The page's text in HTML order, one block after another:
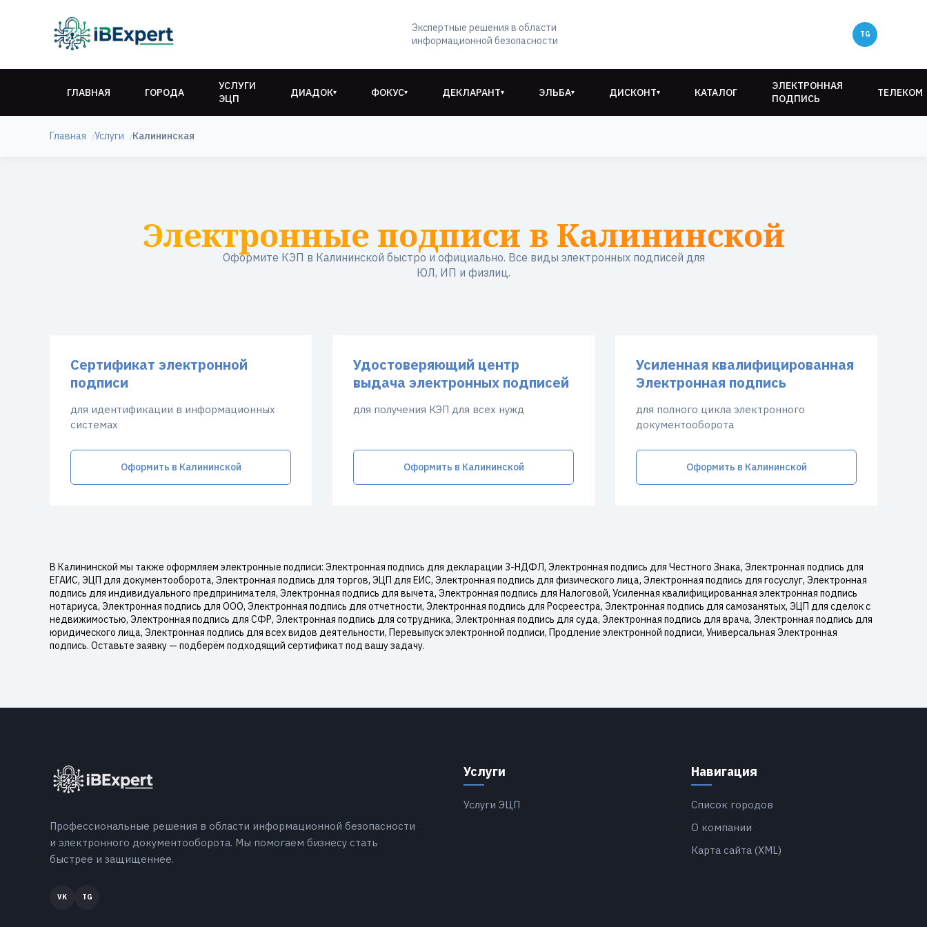
Экспертные решения в области
информационной безопасности
ГЛАВНАЯ ГОРОДА
УСЛУГИ
ЭЦП
ДИАДОК▾ ФОКУС▾ ДЕКЛАРАНТ▾ ЭЛЬБА▾ ДИСКОНТ▾ КАТАЛОГ
ЭЛЕКТРОННАЯ
ПОДПИСЬ
ТЕЛЕКОМ
Главная Услуги Калининская
Электронные подписи в Калининской
Оформите КЭП в Калининской быстро и официально. Все виды электронных подписей для
ЮЛ, ИП и физлиц.
Сертификат электронной
подписи
для идентификации в информационных
системах
Оформить в Калининской
Удостоверяющий центр
выдача электронных подписей
для получения КЭП для всех нужд
Оформить в Калининской
Усиленная квалифицированная
Электронная подпись
для полного цикла электронного
документооборота
Оформить в Калининской
В Калининской мы также оформляем электронные подписи: Электронная подпись для декларации 3-НДФЛ, Электронная подпись для Честного Знака, Электронная подпись для
ЕГАИС, ЭЦП для документооборота, Электронная подпись для торгов, ЭЦП для ЕИС, Электронная подпись для физического лица, Электронная подпись для госуслуг, Электронная
подпись для индивидуального предпринимателя, Электронная подпись для вычета, Электронная подпись для Налоговой, Усиленная квалифицированная электронная подпись
нотариуса, Электронная подпись для ООО, Электронная подпись для отчетности, Электронная подпись для Росреестра, Электронная подпись для самозанятых, ЭЦП для сделок с
недвижимостью, Электронная подпись для СФР, Электронная подпись для сотрудника, Электронная подпись для суда, Электронная подпись для врача, Электронная подпись для
юридического лица, Электронная подпись для всех видов деятельности, Перевыпуск электронной подписи, Продление электронной подписи, Универсальная Электронная
подпись. Оставьте заявку — подберём подходящий сертификат под вашу задачу.
Профессиональные решения в области информационной безопасности
и электронного документооборота. Мы помогаем бизнесу стать
быстрее и защищеннее.
Услуги
Услуги ЭЦП
Навигация
Список городов
О компании
Карта сайта (XML)